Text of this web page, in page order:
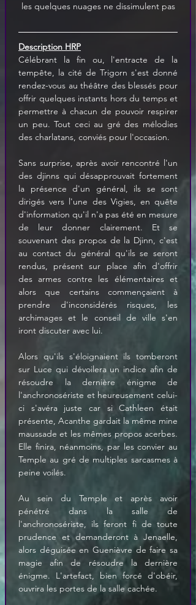
les quelques nuages ne dissimulent pas
Description HRP
Célébrant la fin ou, l'entracte de la
tempête, la cité de Trigorn s'est donné
rendez-vous au théâtre des blessés pour
offrir quelques instants hors du temps et
permettre à chacun de pouvoir respirer
un peu. Tout ceci au gré des mélodies
des charlatans, conviés pour l'occasion.
Sans surprise, après avoir rencontré l'un
des djinns qui désapprouvait fortement
la présence d'un général, ils se sont
dirigés vers l'une des Vigies, en quête
d'information qu'il n'a pas été en mesure
de leur donner clairement. Et se
souvenant des propos de la Djinn, c'est
au contact du général qu'ils se seront
rendus, présent sur place afin d'offrir
des armes contre les élémentaires et
alors que certains commençaient à
prendre d'inconsidérés risques, les
archimages et le conseil de ville s'en
iront discuter avec lui.
Alors qu'ils s'éloignaient ils tomberont
sur Luce qui dévoilera un indice afin de
résoudre la dernière énigme de
l'anchronosériste et heureusement celui-
ci s'avéra juste car si Cathleen était
présente, Acanthe gardait la même mine
maussade et les mêmes propos acerbes.
Elle finira, néanmoins, par les convier au
Temple au gré de multiples sarcasmes à
peine voilés.
Au sein du Temple et après avoir
pénétré dans la salle de
l'anchronosériste, ils feront fi de toute
prudence et demanderont à Jenaelle,
alors déguisée en Guenièvre de faire sa
magie afin de résoudre la dernière
énigme. L'artefact, bien forcé d'obéir,
ouvrira les portes de la salle cachée.